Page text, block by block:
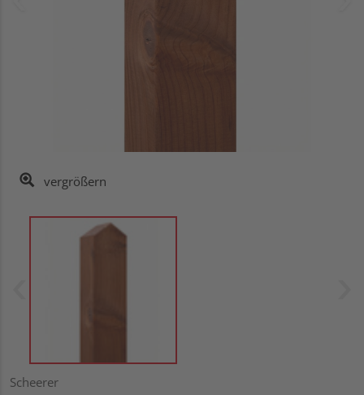
vergrößern
Scheerer